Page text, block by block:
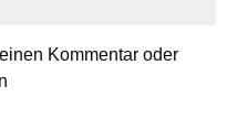
Kommentar oder